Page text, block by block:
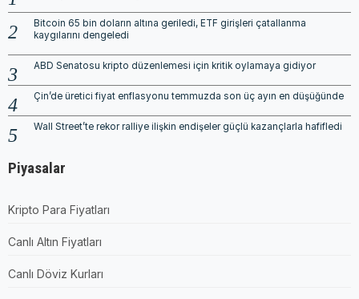
Bitcoin 65 bin doların altına geriledi, ETF girişleri çatallanma
kaygılarını dengeledi
ABD Senatosu kripto düzenlemesi için kritik oylamaya gidiyor
Çin’de üretici fiyat enflasyonu temmuzda son üç ayın en düşüğünde
Wall Street’te rekor ralliye ilişkin endişeler güçlü kazançlarla hafifledi
Piyasalar
Kripto Para Fiyatları
Canlı Altın Fiyatları
Canlı Döviz Kurları